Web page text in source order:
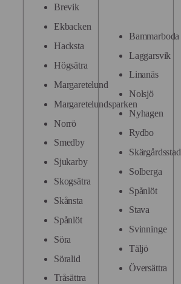
Brevik
Ekbacken
Hacksta
Högsätra
Margaretelund
Margaretelundsparken
Norrö
Smedby
Sjukarby
Skogsätra
Skånsta
Spånlöt
Söra
Söralid
Tråsättra
Bammarboda
Laggarsvik
Linanäs
Nolsjö
Nyhagen
Rydbo
Skärgårdsstad
Solberga
Spånlöt
Stava
Svinninge
Täljö
Översättra